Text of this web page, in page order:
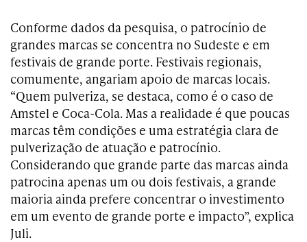
Conforme dados da pesquisa, o patrocínio de
grandes marcas se concentra no Sudeste e em
festivais de grande porte. Festivais regionais,
comumente, angariam apoio de marcas locais.
“Quem pulveriza, se destaca, como é o caso de
Amstel e Coca-Cola. Mas a realidade é que poucas
marcas têm condições e uma estratégia clara de
pulverização de atuação e patrocínio.
Considerando que grande parte das marcas ainda
patrocina apenas um ou dois festivais, a grande
maioria ainda prefere concentrar o investimento
em um evento de grande porte e impacto”, explica
Juli.